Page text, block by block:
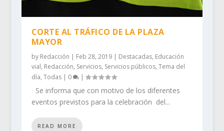
CORTE AL TRÁFICO DE LA PLAZA
MAYOR
by Redacción | Feb 28, 2019| Destacadas, Educación
vial, Redacción, Servicios, Servicios públicos, Tema del
día, Todas| 0 |
Se informa que con motivo de los diferentes
eventos previstos para la celebración del...
READ MORE